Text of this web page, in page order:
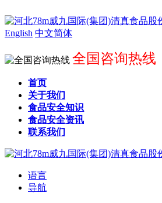
English 中文简体
全国咨询热线
首页
关于我们
食品安全知识
食品安全资讯
联系我们
语言
导航